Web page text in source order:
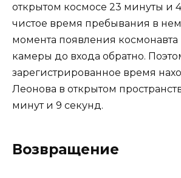
открытом космосе 23 минуты и
чистое время пребывания в нем
момента появления
камеры до входа обратно.
зарегистрированное время
Леонова в открытом
минут и 9 секунд.
Возвращение